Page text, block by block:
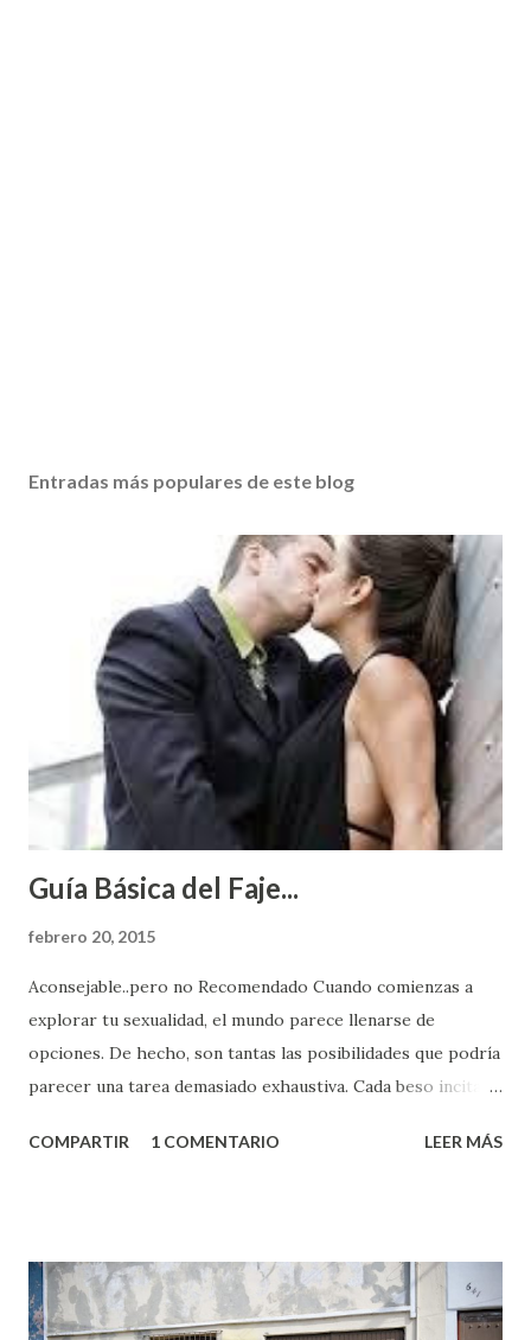
Entradas más populares de este blog
Guía Básica del Faje...
febrero 20, 2015
Aconsejable..pero no Recomendado Cuando comienzas a
explorar tu sexualidad, el mundo parece llenarse de
opciones. De hecho, son tantas las posibilidades que podría
parecer una tarea demasiado exhaustiva. Cada beso incita
partes de ti que jamás hubieras imaginado. El problema es
conoces ni la mitad de lo que deberías saber. Pero incluso
quienes ya han tenido relaciones sexuales no son expertos
COMPARTIR 1 COMENTARIO LEER MÁS